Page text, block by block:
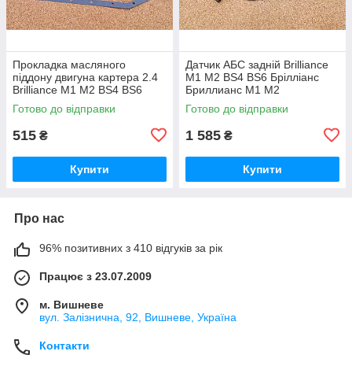
Прокладка масляного
піддону двигуна картера 2.4
Brilliance M1 M2 BS4 BS6
Брілліанс Бриллианс М1 М2
Готово до відправки
515 ₴
Купити
Датчик АБС задній Brilliance
M1 M2 BS4 BS6 Брілліанс
Бриллианс М1 М2
Готово до відправки
1 585 ₴
Купити
Про нас
96% позитивних з 410 відгуків за рік
Працює з 23.07.2009
м. Вишневе
вул. Залізнична, 92, Вишневе, Україна
Контакти